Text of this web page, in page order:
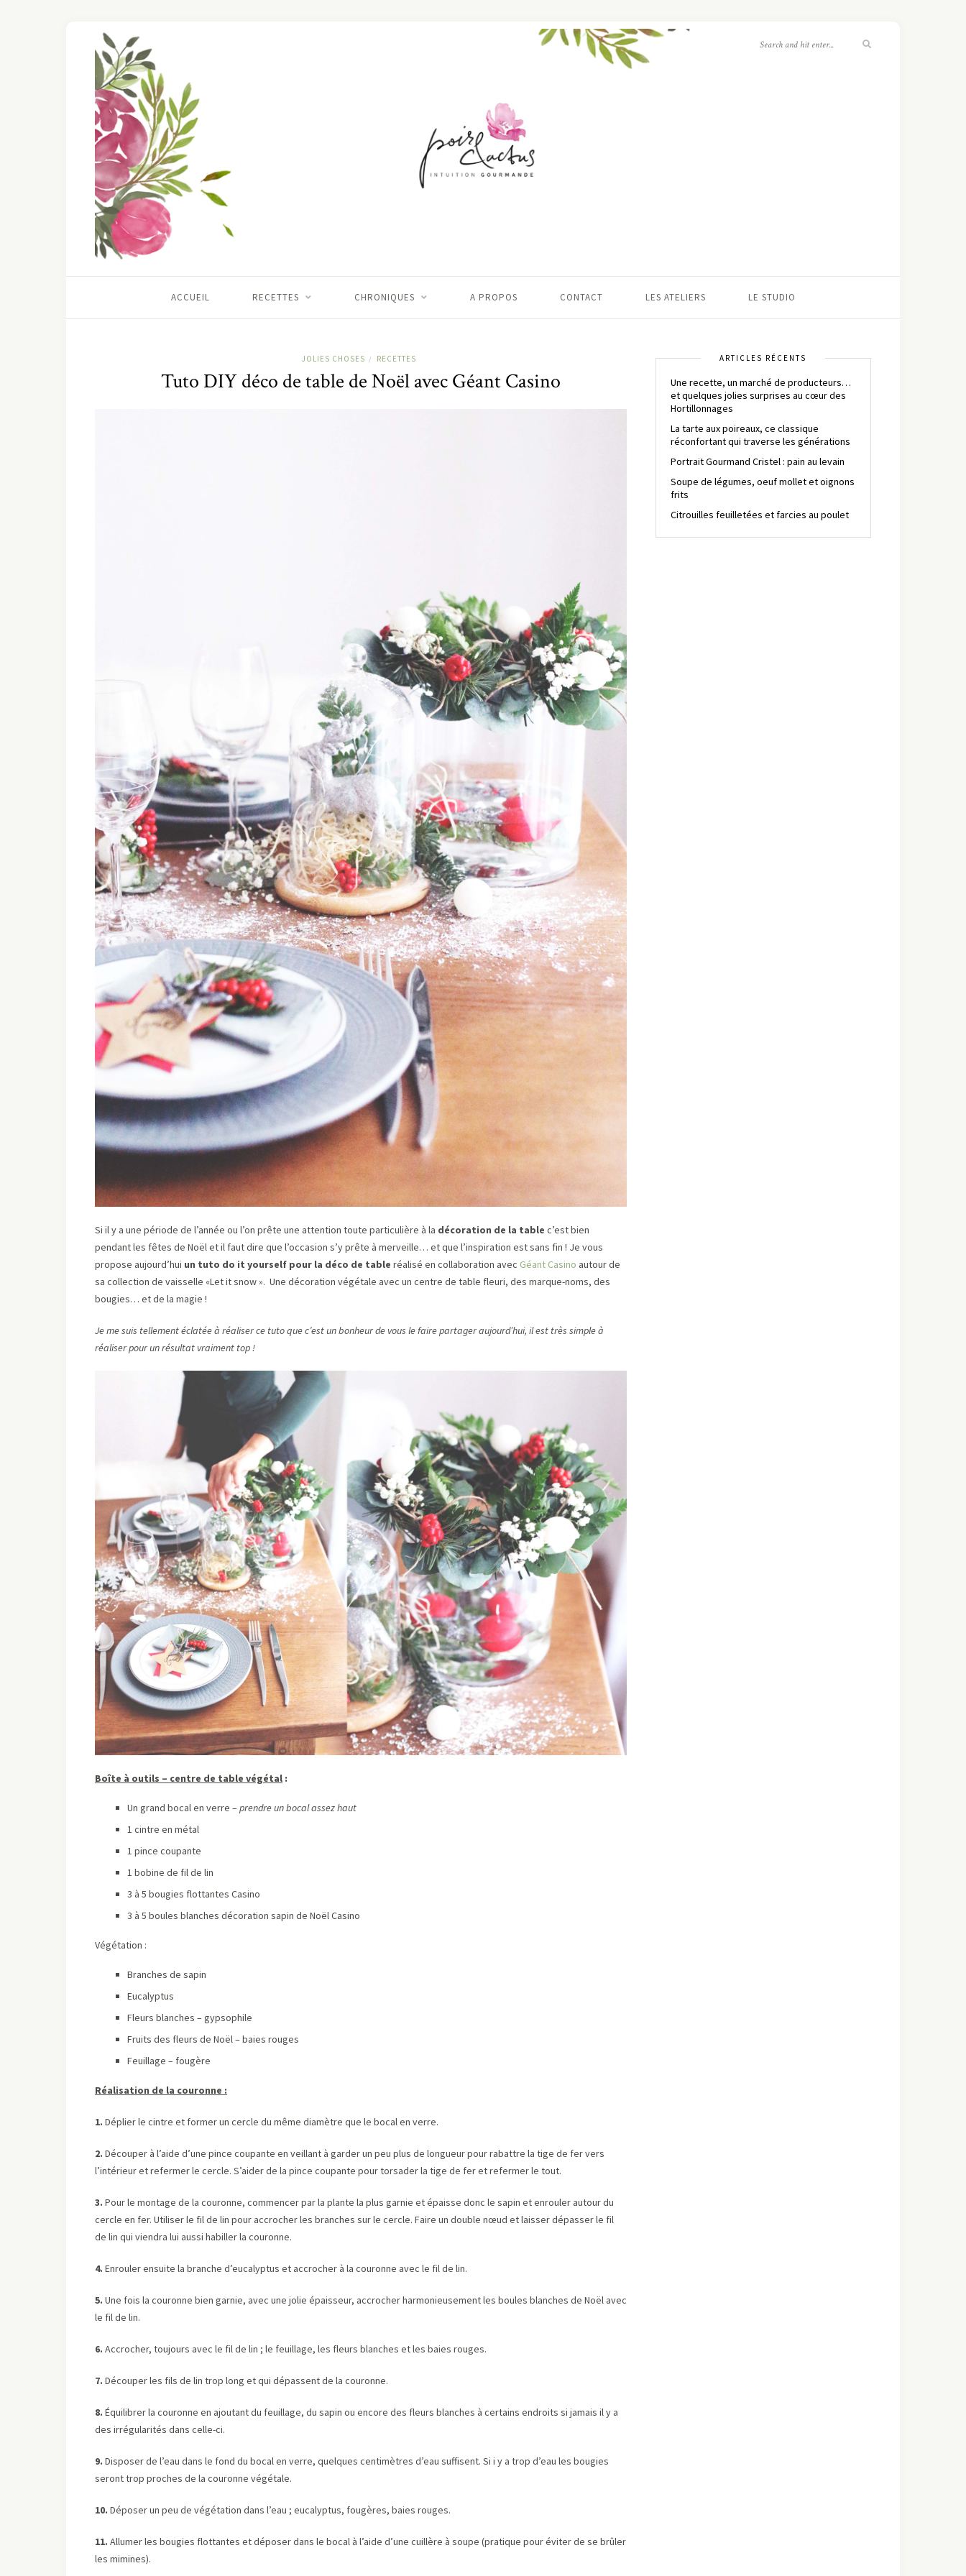
ACCUEIL RECETTES CHRONIQUES A PROPOS CONTACT LES ATELIERS LE STUDIO
JOLIES CHOSES / RECETTES
Tuto DIY déco de table de Noël avec Géant Casino
Si il y a une période de l’année ou l’on prête une attention toute particulière à la décoration de la table c’est bien
pendant les fêtes de Noël et il faut dire que l’occasion s’y prête à merveille… et que l’inspiration est sans fin ! Je vous
propose aujourd’hui un tuto do it yourself pour la déco de table réalisé en collaboration avec Géant Casino autour de
sa collection de vaisselle «Let it snow ». Une décoration végétale avec un centre de table fleuri, des marque-noms, des
bougies… et de la magie !
Je me suis tellement éclatée à réaliser ce tuto que c’est un bonheur de vous le faire partager aujourd’hui, il est très simple à
réaliser pour un résultat vraiment top !
Boîte à outils – centre de table végétal :
Un grand bocal en verre –prendre un bocal assez haut
1 cintre en métal
1 pince coupante
1 bobine de fil de lin
3 à 5 bougies flottantes Casino
3 à 5 boules blanches décoration sapin de Noël Casino
Végétation :
Branches de sapin
Eucalyptus
Fleurs blanches – gypsophile
Fruits des fleurs de Noël – baies rouges
Feuillage – fougère
Réalisation de la couronne :
1. Déplier le cintre et former un cercle du même diamètre que le bocal en verre.
2. Découper à l’aide d’une pince coupante en veillant à garder un peu plus de longueur pour rabattre la tige de fer vers
l’intérieur et refermer le cercle. S’aider de la pince coupante pour torsader la tige de fer et refermer le tout.
3. Pour le montage de la couronne, commencer par la plante la plus garnie et épaisse donc le sapin et enrouler autour du
cercle en fer. Utiliser le fil de lin pour accrocher les branches sur le cercle. Faire un double nœud et laisser dépasser le fil
de lin qui viendra lui aussi habiller la couronne.
4. Enrouler ensuite la branche d’eucalyptus et accrocher à la couronne avec le fil de lin.
5. Une fois la couronne bien garnie, avec une jolie épaisseur, accrocher harmonieusement les boules blanches de Noël avec
le fil de lin.
6. Accrocher, toujours avec le fil de lin ; le feuillage, les fleurs blanches et les baies rouges.
7. Découper les fils de lin trop long et qui dépassent de la couronne.
8. Équilibrer la couronne en ajoutant du feuillage, du sapin ou encore des fleurs blanches à certains endroits si jamais il y a
des irrégularités dans celle-ci.
9. Disposer de l’eau dans le fond du bocal en verre, quelques centimètres d’eau suffisent. Si i y a trop d’eau les bougies
seront trop proches de la couronne végétale.
10. Déposer un peu de végétation dans l’eau ; eucalyptus, fougères, baies rouges.
11. Allumer les bougies flottantes et déposer dans le bocal à l’aide d’une cuillère à soupe (pratique pour éviter de se brûler
les mimines).
ARTICLES RÉCENTS
Une recette, un marché de producteurs…
et quelques jolies surprises au cœur des
Hortillonnages
La tarte aux poireaux, ce classique
réconfortant qui traverse les générations
Portrait Gourmand Cristel : pain au levain
Soupe de légumes, oeuf mollet et oignons
frits
Citrouilles feuilletées et farcies au poulet